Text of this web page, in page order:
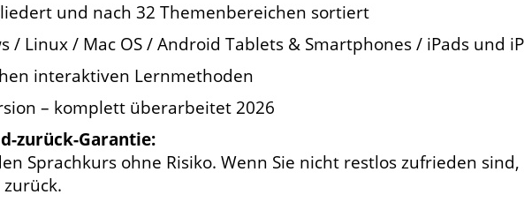
und nach 32 Themenbereichen sortiert
/ Linux / Mac OS / Android Tablets & Smartphones / iPads und
interaktiven Lernmethoden
– komplett überarbeitet 2026
zurück-Garantie:
Sprachkurs ohne Risiko. Wenn Sie nicht restlos zufrieden